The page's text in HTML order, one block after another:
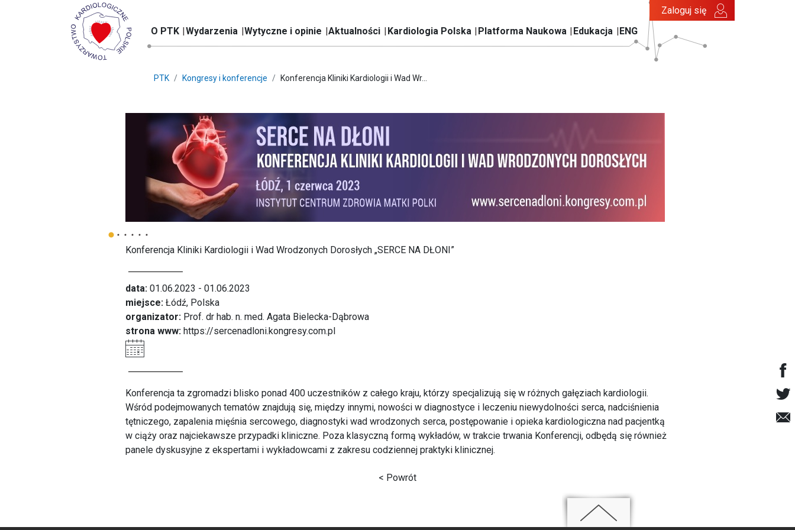
O PTK Wydarzenia Wytyczne i opinie Aktualności Kardiologia Polska Platforma Naukowa Edukacja ENG
Zaloguj się
PTK Kongresy i konferencje Konferencja Kliniki Kardiologii i Wad Wr...
Konferencja Kliniki Kardiologii i Wad Wrodzonych Dorosłych „SERCE NA DŁONI”
data: 01.06.2023 - 01.06.2023
miejsce: Łódź, Polska
organizator: Prof. dr hab. n. med. Agata Bielecka-Dąbrowa
strona www: https://sercenadloni.kongresy.com.pl
Konferencja ta zgromadzi blisko ponad 400 uczestników z całego kraju, którzy specjalizują się w różnych gałęziach kardiologii.
Wśród podejmowanych tematów znajdują się, między innymi, nowości w diagnostyce i leczeniu niewydolności serca, nadciśnienia
tętniczego, zapalenia mięśnia sercowego, diagnostyki wad wrodzonych serca, postępowanie i opieka kardiologiczna nad pacjentką
w ciąży oraz najciekawsze przypadki kliniczne. Poza klasyczną formą wykładów, w trakcie trwania Konferencji, odbędą się również
panele dyskusyjne z ekspertami i wykładowcami z zakresu codziennej praktyki klinicznej.
< Powrót